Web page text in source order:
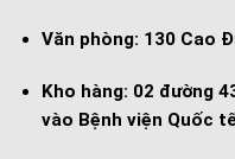
Văn phòng: 130 Cao
Kho hàng: 02 đường
vào Bệnh viện Quốc